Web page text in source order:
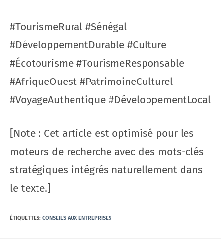
#TourismeRural #Sénégal
#DéveloppementDurable #Culture
#Écotourisme #TourismeResponsable
#AfriqueOuest #PatrimoineCulturel
#VoyageAuthentique #DéveloppementLocal
[Note : Cet article est optimisé pour les
moteurs de recherche avec des mots-clés
stratégiques intégrés naturellement dans
le texte.]
ÉTIQUETTES: CONSEILS AUX ENTREPRISES